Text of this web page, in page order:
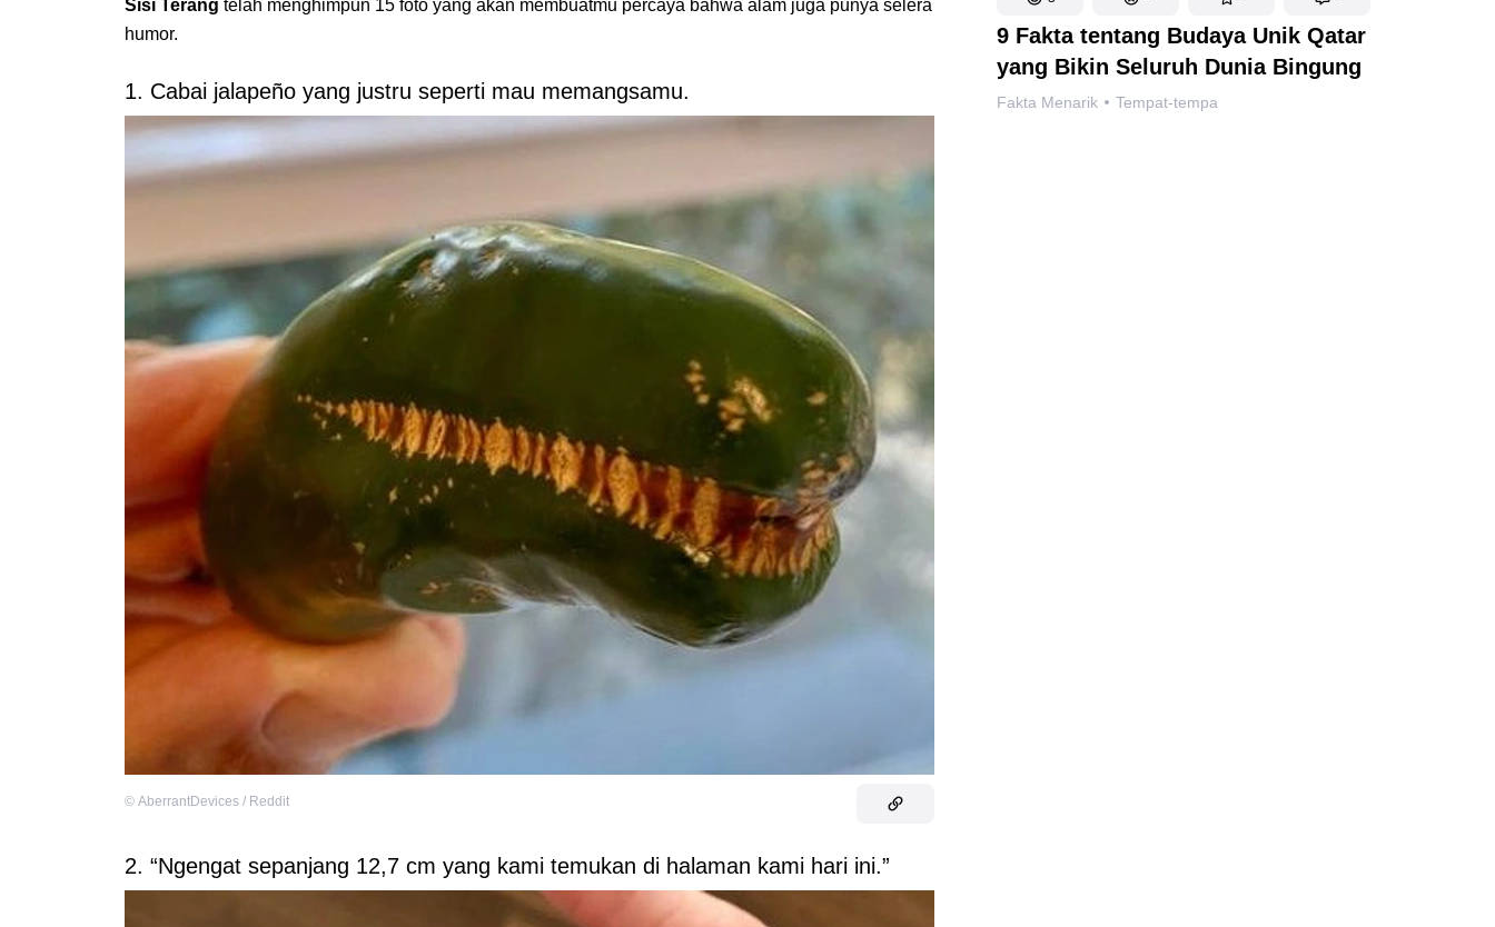
9 Fakta tentang Budaya Unik Qatar
yang Bikin Seluruh Dunia Bingung
Fakta Menarik Tempat-tempa
Sisi Terang telah menghimpun 15 foto yang akan membuatmu percaya bahwa alam juga punya selera
humor.
1. Cabai jalapeño yang justru seperti mau memangsamu.
© AberrantDevices / Reddit
2. “Ngengat sepanjang 12,7 cm yang kami temukan di halaman kami hari ini.”